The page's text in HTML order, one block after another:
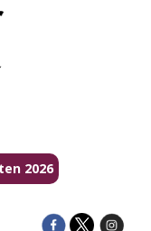
2026